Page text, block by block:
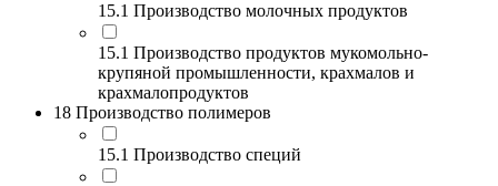
15.1 Производство молочных продуктов
15.1 Производство продуктов мукомольно-
крупяной промышленности, крахмалов и
крахмалопродуктов
18 Производство полимеров
15.1 Производство специй